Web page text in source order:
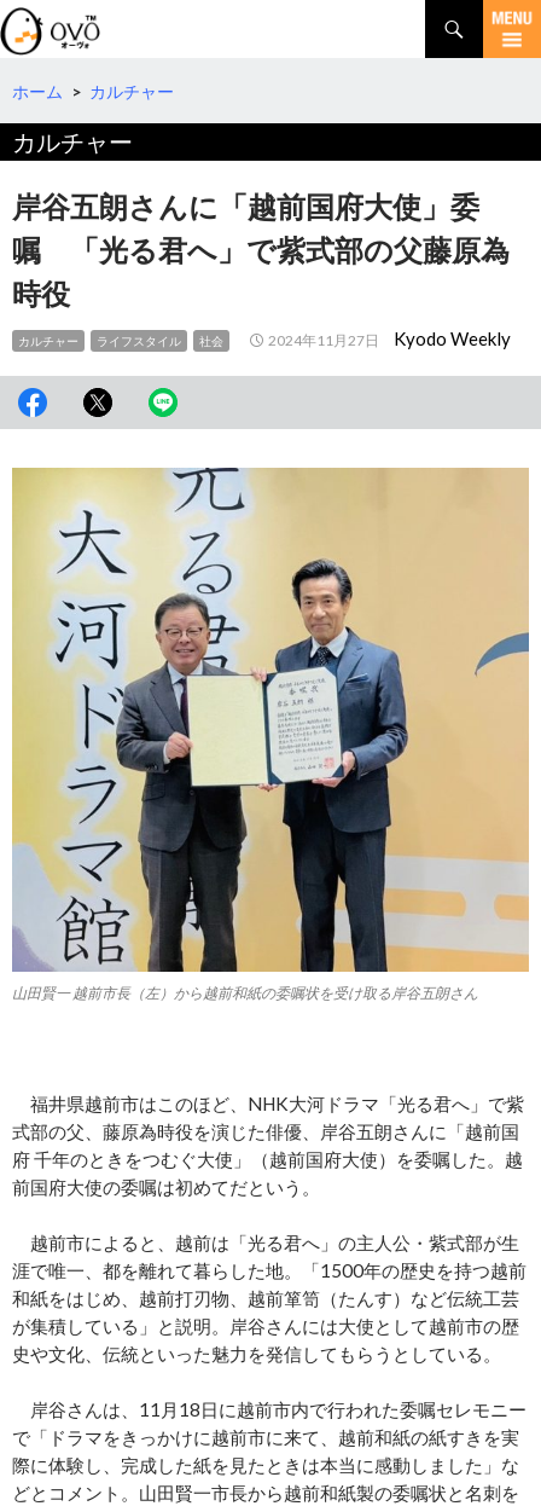
検
索
コ
テ
ツ
へ
動
ホーム > カルチャー
カルチャー
岸谷五朗さんに「越前国府大使」委
嘱 「光る君へ」で紫式部の父藤原為
時役
カルチャー ライフスタイル 社会 2024年11月27日 Kyodo Weekly
山田賢一 越前市長（左）から越前和紙の委嘱状を受け取る岸谷五朗さん
福井県越前市はこのほど、NHK大河ドラマ「光る君へ」で紫
式部の父、藤原為時役を演じた俳優、岸谷五朗さんに「越前国
府 千年のときをつむぐ大使」（越前国府大使）を委嘱した。越
前国府大使の委嘱は初めてだという。
越前市によると、越前は「光る君へ」の主人公・紫式部が生
涯で唯一、都を離れて暮らした地。「1500年の歴史を持つ越前
和紙をはじめ、越前打刃物、越前箪笥（たんす）など伝統工芸
が集積している」と説明。岸谷さんには大使として越前市の歴
史や文化、伝統といった魅力を発信してもらうとしている。
岸谷さんは、11月18日に越前市内で行われた委嘱セレモニー
で「ドラマをきっかけに越前市に来て、越前和紙の紙すきを実
際に体験し、完成した紙を見たときは本当に感動しました」な
どとコメント。山田賢一市長から越前和紙製の委嘱状と名刺を